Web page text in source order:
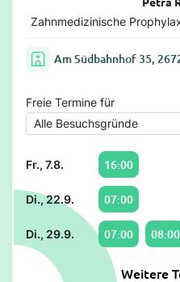
Zahnmedizinische
Am Südbahnhof 35,
Freie Termine für
Fr., 7.8. 16:00
Di., 22.9. 07:00
Di., 29.9. 07:00 08:00
Weitere